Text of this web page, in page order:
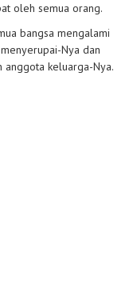
oleh semua orang.
bangsa mengalami
Nya dan
anggota keluarga-Nya.